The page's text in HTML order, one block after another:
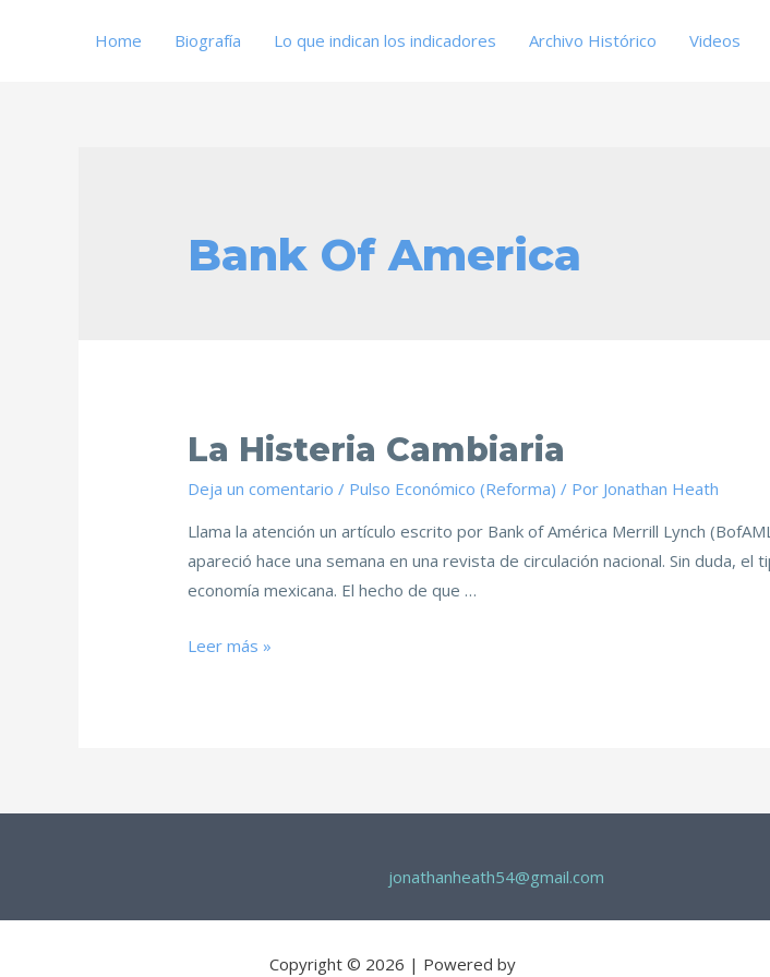
Home Biografía Lo que indican los indicadores Archivo Histórico Videos
Bank Of America
La Histeria Cambiaria
Deja un comentario / Pulso Económico (Reforma) / Por Jonathan Heath
Llama la atención un artículo escrito por Bank of América Merrill Lynch
apareció hace una semana en una revista de circulación nacional. Sin duda,
economía mexicana. El hecho de que …
Leer más »
jonathanheath54@gmail.com
Copyright © 2026 | Powered by